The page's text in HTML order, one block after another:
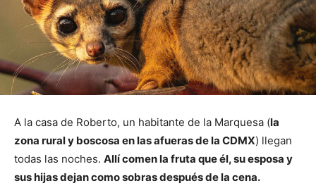
A la casa de Roberto, un habitante de la Marquesa (la
zona rural y boscosa en las afueras de la CDMX) llegan
todas las noches. Allí comen la fruta que él, su esposa y
sus hijas dejan como sobras después de la cena.